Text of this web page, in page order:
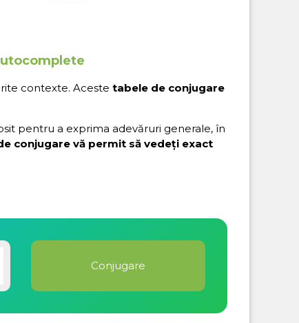
contexte. Aceste tabele de conjugare
pentru a exprima adevăruri generale, în
conjugare vă permit să vedeți exact